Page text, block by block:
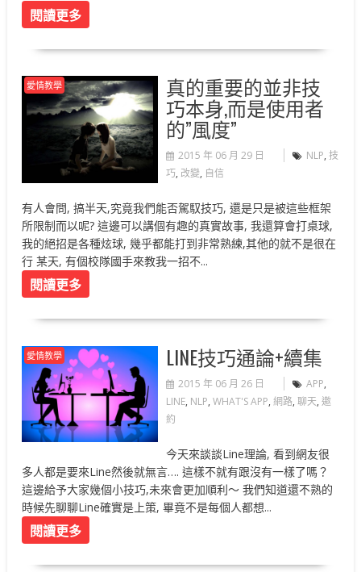
閱讀更多
愛情教學 真的重要的並非技
巧本身,而是使用者
的”風度”
2015 年 06 月 29 日 NLP,技
巧, 改變, 自信
有人會問, 搞半天,究竟我們能否駕馭技巧, 還是只是被這些框架
所限制而以呢? 這邊可以講個有趣的真實故事, 我還算會打桌球,
我的絕招是各種炫球, 幾乎都能打到非常熟練,其他的就不是很在
行 某天, 有個校隊國手來教我一招不...
閱讀更多
愛情教學 LINE技巧通論+續集
2015 年 06 月 26 日 APP,
LINE, NLP,WHAT'S APP,網路,聊天,邀
約
今天來談談Line理論, 看到網友很
多人都是要來Line然後就無言…. 這樣不就有跟沒有一樣了嗎？
這邊給予大家幾個小技巧,未來會更加順利～ 我們知道還不熟的
時候先聊聊Line確實是上策, 畢竟不是每個人都想...
閱讀更多